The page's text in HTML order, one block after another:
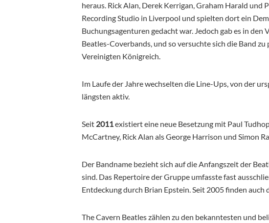
heraus. Rick Alan, Derek Kerrigan, Graham Harald und
Recording Studio in Liverpool und spielten dort ein
Buchungsagenturen gedacht war. Jedoch gab es in den
Beatles-Coverbands, und so versuchte sich die Band
Vereinigten Königreich.
Im Laufe der Jahre wechselten die Line-Ups, von der
längsten aktiv.
Seit 2011existiert eine neue Besetzung mit Paul
McCartney, Rick Alan als George Harrison und Simon
Der Bandname bezieht sich auf die Anfangszeit der
sind. Das Repertoire der Gruppe umfasste fast
Entdeckung durch Brian Epstein. Seit 2005 finden
The Cavern Beatles zählen zu den bekanntesten und